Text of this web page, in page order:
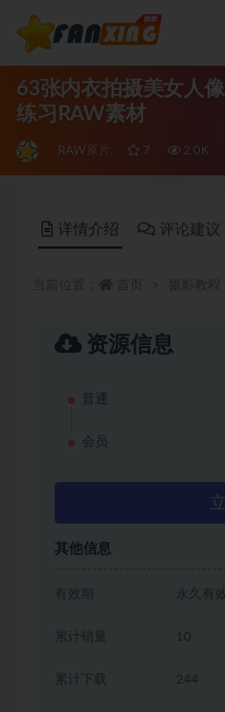
63张内衣拍摄美女人
练习RAW素材
RAW原片 7 2.0K
详情介绍 评论建议
资源信息
普通
会员
其他信息
有效期 永久有效
累计销量 10
累计下载 244